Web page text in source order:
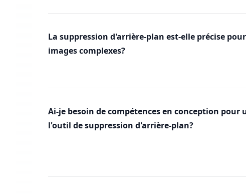
La suppression d'arrière-plan est-elle précise
images complexes?
Ai-je besoin de compétences en conception pour
l'outil de suppression d'arrière-plan?